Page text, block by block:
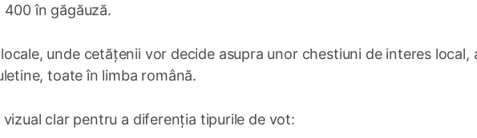
400 în găgăuză.
unde cetățenii vor decide asupra unor chestiuni de interes local,
toate în limba română.
vizual clar pentru a diferenția tipurile de vot: